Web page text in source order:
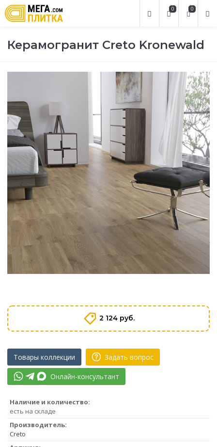
0
0
Керамогранит Creto Kronewald
2 124 руб.
Товары коллекции Задать вопрос
Онлайн-консультант
Наличие и количество:
есть на складе
Производитель:
Creto